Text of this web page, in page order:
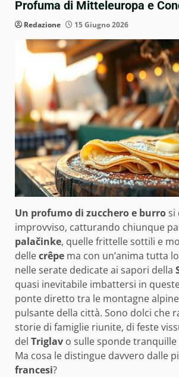
Profuma di Mitteleuropa e
Redazione 15 Giugno 2026
Un profumo di zucchero e burrosi
improvviso, catturando chiunque
palačinke, quelle frittelle sottili e
dellecrêpe ma con un’anima tutta
nelle serate dedicate ai sapori della
quasi inevitabile imbattersi in
ponte diretto tra le montagne
pulsante della città. Sono dolci che
storie di famiglie riunite, di feste
del Triglav o sulle sponde tranquille
Ma cosa le distingue davvero dalle
francesi?